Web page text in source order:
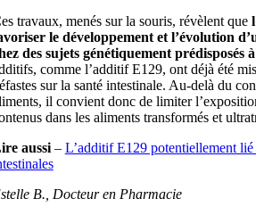
travaux, menés sur la souris, révèlent que
le développement et l’évolution
des sujets génétiquement prédisposés
comme l’additif E129, ont déjà été
sur la santé intestinale. Au-delà du
il convient donc de limiter
dans les aliments transformés et
aussi– L’additif E129 potentiellement
B., Docteur en Pharmacie